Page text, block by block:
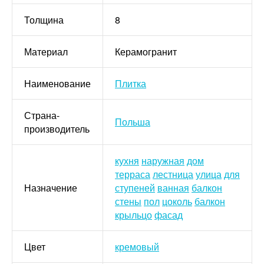
Толщина 8
Материал Керамогранит
Наименование Плитка
Страна-
производитель
Польша
Назначение
кухня наружная дом
террасалестницаулицадля
ступеней ванная балкон
стены пол цоколь балкон
крыльцофасад
Цвет кремовый